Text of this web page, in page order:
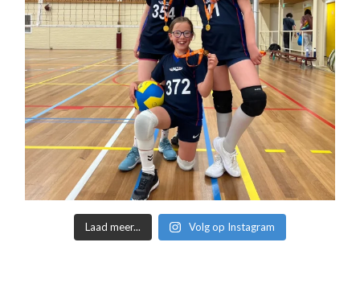
Laad meer... Volg op Instagram